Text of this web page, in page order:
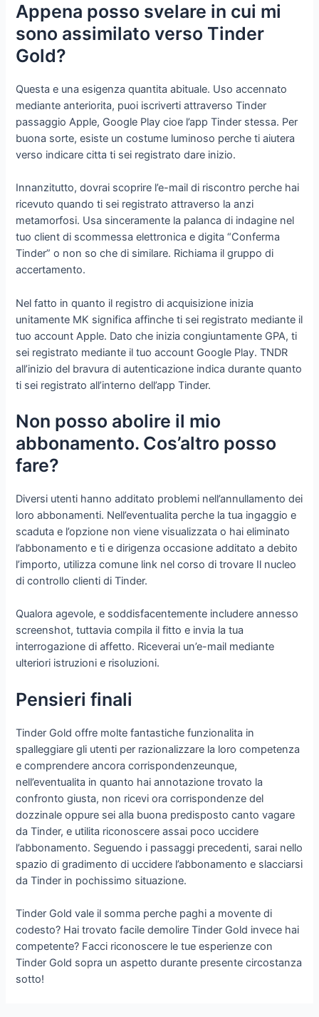
Appena posso svelare in cui mi
sono assimilato verso Tinder
Gold?
Questa e una esigenza quantita abituale. Uso accennato
mediante anteriorita, puoi iscriverti attraverso Tinder
passaggio Apple, Google Play cioe l’app Tinder stessa. Per
buona sorte, esiste un costume luminoso perche ti aiutera
verso indicare citta ti sei registrato dare inizio.
Innanzitutto, dovrai scoprire l’e-mail di riscontro perche hai
ricevuto quando ti sei registrato attraverso la anzi
metamorfosi. Usa sinceramente la palanca di indagine nel
tuo client di scommessa elettronica e digita “Conferma
Tinder” o non so che di similare. Richiama il gruppo di
accertamento.
Nel fatto in quanto il registro di acquisizione inizia
unitamente MK significa affinche ti sei registrato mediante il
tuo account Apple. Dato che inizia congiuntamente GPA, ti
sei registrato mediante il tuo account Google Play. TNDR
all’inizio del bravura di autenticazione indica durante quanto
ti sei registrato all’interno dell’app Tinder.
Non posso abolire il mio
abbonamento. Cos’altro posso
fare?
Diversi utenti hanno additato problemi nell’annullamento dei
loro abbonamenti. Nell’eventualita perche la tua ingaggio e
scaduta e l’opzione non viene visualizzata o hai eliminato
l’abbonamento e ti e dirigenza occasione additato a debito
l’importo, utilizza comune link nel corso di trovare Il nucleo
di controllo clienti di Tinder.
Qualora agevole, e soddisfacentemente includere annesso
screenshot, tuttavia compila il fitto e invia la tua
interrogazione di affetto. Riceverai un’e-mail mediante
ulteriori istruzioni e risoluzioni.
Pensieri finali
Tinder Gold offre molte fantastiche funzionalita in
spalleggiare gli utenti per razionalizzare la loro competenza
e comprendere ancora corrispondenzeunque,
nell’eventualita in quanto hai annotazione trovato la
confronto giusta, non ricevi ora corrispondenze del
dozzinale oppure sei alla buona predisposto canto vagare
da Tinder, e utilita riconoscere assai poco uccidere
l’abbonamento. Seguendo i passaggi precedenti, sarai nello
spazio di gradimento di uccidere l’abbonamento e slacciarsi
da Tinder in pochissimo situazione.
Tinder Gold vale il somma perche paghi a movente di
codesto? Hai trovato facile demolire Tinder Gold invece hai
competente? Facci riconoscere le tue esperienze con
Tinder Gold sopra un aspetto durante presente circostanza
sotto!